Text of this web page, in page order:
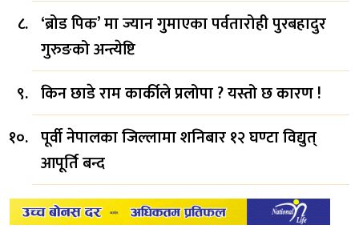
‘ब्रोड पिक’ मा ज्यान गुमाएका पर्वतारोही पुरबहादुर
गुरुङको अन्त्येष्टि
किन छाडे राम कार्कीले प्रलोपा ? यस्तो छ कारण !
पूर्वी नेपालका जिल्लामा शनिबार १२ घण्टा विद्युत्
आपूर्ति बन्द